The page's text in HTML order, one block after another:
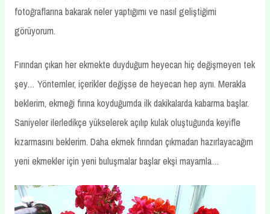
fotoğraflarına bakarak neler yaptığımı ve nasıl geliştiğimi
görüyorum.
Fırından çıkan her ekmekte duyduğum heyecan hiç değişmeyen tek
şey… Yöntemler, içerikler değişse de heyecan hep aynı. Merakla
beklerim, ekmeği fırına koyduğumda ilk dakikalarda kabarma başlar.
Saniyeler ilerledikçe yükselerek açılıp kulak oluştuğunda keyifle
kızarmasını beklerim. Daha ekmek fırından çıkmadan hazırlayacağım
yeni ekmekler için yeni buluşmalar başlar ekşi mayamla…